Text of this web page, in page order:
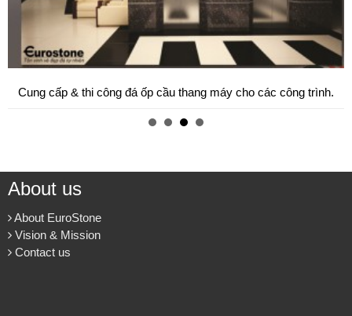
Cung cấp & thi công đá ốp cầu thang máy cho các công trình.
About us
About EuroStone
Vision & Mission
Contact us